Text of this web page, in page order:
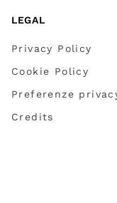
LEGAL
Privacy Policy
Cookie Policy
Preferenze
Credits